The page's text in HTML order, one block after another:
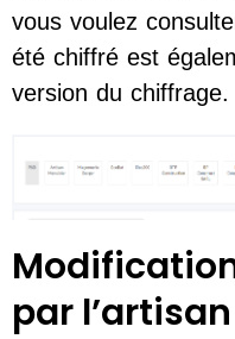
vous voulez
été chiffré est
version du chiffrage.
par l’artisan